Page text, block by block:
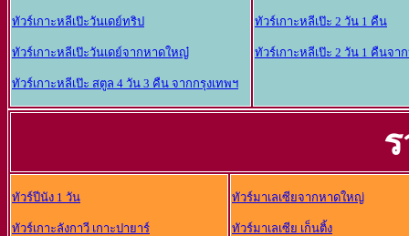
ทัวร์เกาะหลีเป๊ะวันเดย์ทริป
ทัวร์เกาะหลีเป๊ะวันเดย์จากหาดใหญ๋
ทัวร์เกาะหลีเป๊ะ สตูล 4 วัน 3 คืน จากกรุงเทพฯ
ทัวร์เกาะหลีเป๊ะ 2 วัน 1 คืน
ทัวร์เกาะหลีเป๊ะ 2 วัน 1 คืนจา
ทัวร์ปีนัง 1 วัน
ทัวร์เกาะลังกาวี เกาะปายาร์
ทัวร์มาเลเซียจากหาดใหญ่
ทัวร์มาเลเซีย เก็นติ้ง